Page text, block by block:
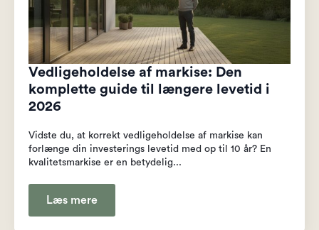
Vedligeholdelse af markise: Den
komplette guide til længere levetid i
2026
Vidste du, at korrekt vedligeholdelse af markise kan
forlænge din investerings levetid med op til 10 år? En
kvalitetsmarkise er en betydelig...
Læs mere